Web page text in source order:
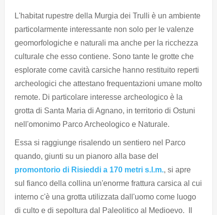
L'habitat rupestre della Murgia dei Trulli è un ambiente
particolarmente interessante non solo per le valenze
geomorfologiche e naturali ma anche per la ricchezza
culturale che esso contiene. Sono tante le grotte che
esplorate come cavità carsiche hanno restituito reperti
archeologici che attestano frequentazioni umane molto
remote. Di particolare interesse archeologico è la
grotta di Santa Maria di Agnano, in territorio di Ostuni
nell'omonimo Parco Archeologico e Naturale.
Essa si raggiunge risalendo un sentiero nel Parco
quando, giunti su un pianoro alla base del
promontorio di Risieddi a 170 metri s.l.m., si apre
sul fianco della collina un'enorme frattura carsica al cui
interno c'è una grotta utilizzata dall'uomo come luogo
di culto e di sepoltura dal Paleolitico al Medioevo. Il